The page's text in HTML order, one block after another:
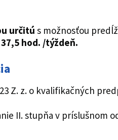
určitú s možnosťou
37,5 hod. /týždeň.
Z. z. o kvalifikačných
II. stupňa v príslušnom